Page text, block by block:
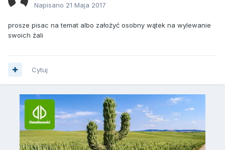
Napisano 21 Maja 2017
prosze pisac na temat albo założyć osobny wątek na wylewanie
swoich żali
Cytuj